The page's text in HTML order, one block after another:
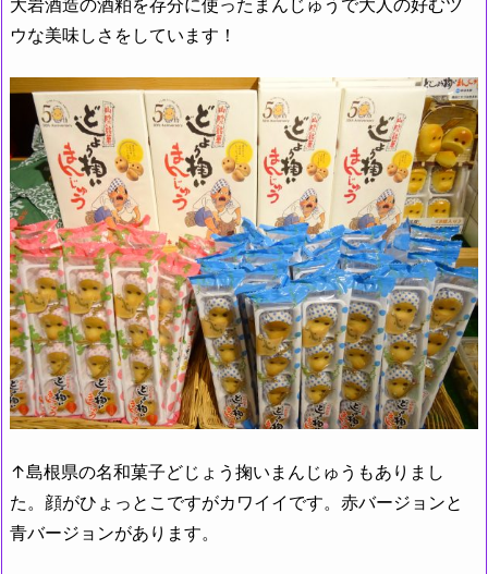
ウな美味しさをしています！
↑島根県の名和菓子どじょう掬いまんじゅうもありまし
た。顔がひょっとこですがカワイイです。赤バージョンと
青バージョンがあります。